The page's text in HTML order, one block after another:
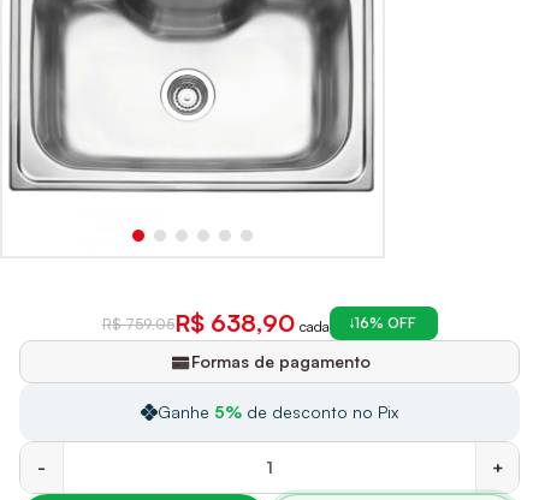
R$ 759,05R$ 638,90 cada 16% OFF
Ganhe 5% de desconto no Pix
Formas de pagamento
- +